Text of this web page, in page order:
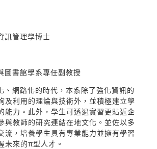
訊管理學博士
圖書館學系專任副教授
、網路化的時代，本系除了強化資訊的
及利用的理論與技術外，並積極建立學
能力。此外，學生可透過實習更貼近企
與教師的研究連結在地文化。並佐以多
流，培養學生具有專業能力並擁有學習
未來的π型人才。